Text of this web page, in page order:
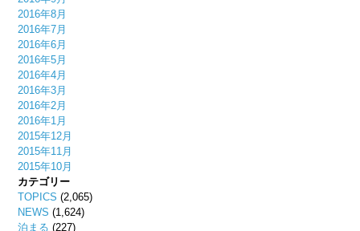
2016年8月
2016年7月
2016年6月
2016年5月
2016年4月
2016年3月
2016年2月
2016年1月
2015年12月
2015年11月
2015年10月
カテゴリー
TOPICS (2,065)
NEWS (1,624)
泊まる (227)